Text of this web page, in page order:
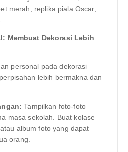
merah, replika piala Oscar,
Membuat Dekorasi Lebih
personal pada dekorasi
lebih bermakna dan
Tampilkan foto-foto
masa sekolah. Buat kolase
album foto yang dapat
orang.